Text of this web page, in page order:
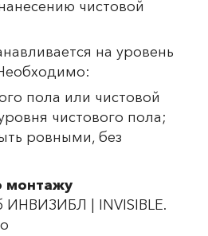
чистовой
на уровень
пола или чистовой
чистового пола;
ровными, без
монтажу
| INVISIBLE.